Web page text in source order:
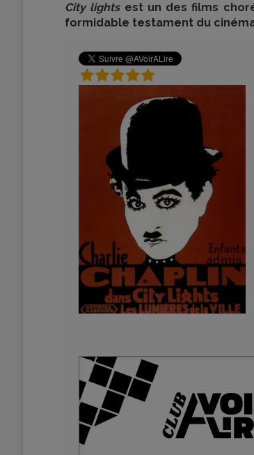
City lightsest un des films
formidable testament du